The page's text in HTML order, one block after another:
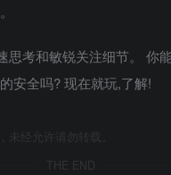
思考和敏锐关注细节。 你
安全吗? 现在就玩,了解!
未经允许请勿转载。
THE END